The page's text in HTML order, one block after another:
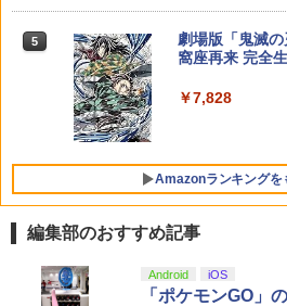
アークシステ
￥5,740
5
【店内全品P10
【中古】[PS5]
通常版 カプコ
￥5,640
￥1,310
【楽天ブックス
Chapter 2 (初
￥17,600
5
ニンテンドー
ンラインコード
￥5,000
トローラー
5
Xbox プリペイ
ルコード 【旧
ンラインコー
￥5,000
5
劇場版「鬼滅
窩座再来 完全
￥7,828
Amazonランキングを
編集部のおすすめ記事
Android iOS
「ポケモンGO」